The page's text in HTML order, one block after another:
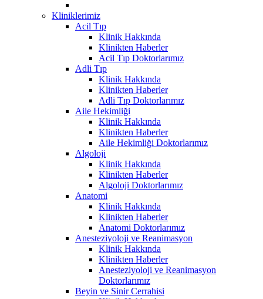
Kliniklerimiz
Acil Tıp
Klinik Hakkında
Klinikten Haberler
Acil Tıp Doktorlarımız
Adli Tıp
Klinik Hakkında
Klinikten Haberler
Adli Tıp Doktorlarımız
Aile Hekimliği
Klinik Hakkında
Klinikten Haberler
Aile Hekimliği Doktorlarımız
Algoloji
Klinik Hakkında
Klinikten Haberler
Algoloji Doktorlarımız
Anatomi
Klinik Hakkında
Klinikten Haberler
Anatomi Doktorlarımız
Anesteziyoloji ve Reanimasyon
Klinik Hakkında
Klinikten Haberler
Anesteziyoloji ve Reanimasyon
Doktorlarımız
Beyin ve Sinir Cerrahisi